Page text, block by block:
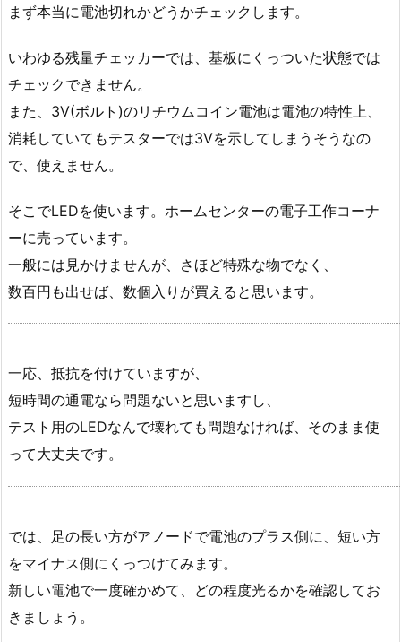
まず本当に電池切れかどうかチェックします。
いわゆる残量チェッカーでは、基板にくっついた状態では
チェックできません。
また、3V(ボルト)のリチウムコイン電池は電池の特性上、
消耗していてもテスターでは3Vを示してしまうそうなの
で、使えません。
そこでLEDを使います。ホームセンターの電子工作コーナ
ーに売っています。
一般には見かけませんが、さほど特殊な物でなく、
数百円も出せば、数個入りが買えると思います。
一応、抵抗を付けていますが、
短時間の通電なら問題ないと思いますし、
テスト用のLEDなんで壊れても問題なければ、そのまま使
って大丈夫です。
では、足の長い方がアノードで電池のプラス側に、短い方
をマイナス側にくっつけてみます。
新しい電池で一度確かめて、どの程度光るかを確認してお
きましょう。